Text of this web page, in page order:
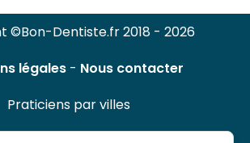
©Bon-Dentiste.fr 2018 - 2026
légales- Nous contacter
Praticiens par villes